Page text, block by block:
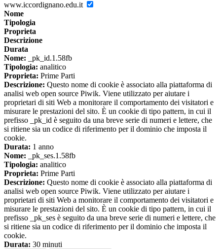
www.iccordignano.edu.it
Nome
Tipologia
Proprieta
Descrizione
Durata
Nome: _pk_id.1.58fb
Tipologia: analitico
Proprieta: Prime Parti
Descrizione: Questo nome di cookie è associato alla piattaforma di
analisi web open source Piwik. Viene utilizzato per aiutare i
proprietari di siti Web a monitorare il comportamento dei visitatori e
misurare le prestazioni del sito. È un cookie di tipo pattern, in cui il
prefisso _pk_id è seguito da una breve serie di numeri e lettere, che
si ritiene sia un codice di riferimento per il dominio che imposta il
cookie.
Durata: 1 anno
Nome: _pk_ses.1.58fb
Tipologia: analitico
Proprieta: Prime Parti
Descrizione: Questo nome di cookie è associato alla piattaforma di
analisi web open source Piwik. Viene utilizzato per aiutare i
proprietari di siti Web a monitorare il comportamento dei visitatori e
misurare le prestazioni del sito. È un cookie di tipo pattern, in cui il
prefisso _pk_ses è seguito da una breve serie di numeri e lettere, che
si ritiene sia un codice di riferimento per il dominio che imposta il
cookie.
Durata: 30 minuti